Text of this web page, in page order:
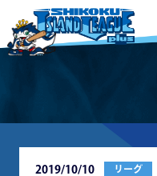
2019/10/10 リーグ